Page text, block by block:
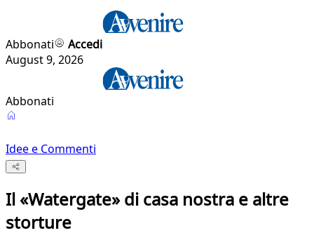
Abbonati
Accedi
August 9, 2026
Abbonati
Idee e Commenti
Il «Watergate» di casa nostra e altre
storture